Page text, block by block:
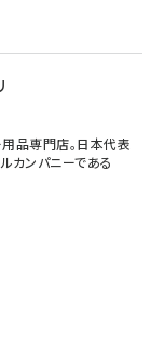
用品専門店。日本代表
カンパニーである